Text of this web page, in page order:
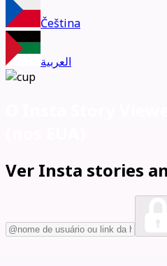
Čeština
العربية
Ver Insta stories